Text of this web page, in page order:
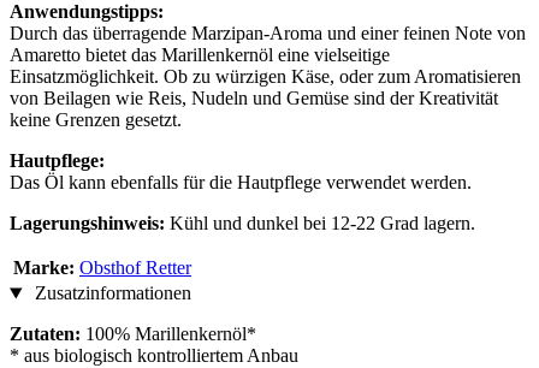
Anwendungstipps:
Durch das überragende Marzipan-Aroma und einer feinen Note von
Amaretto bietet das Marillenkernöl eine vielseitige
Einsatzmöglichkeit. Ob zu würzigen Käse, oder zum Aromatisieren
von Beilagen wie Reis, Nudeln und Gemüse sind der Kreativität
keine Grenzen gesetzt.
Hautpflege:
Das Öl kann ebenfalls für die Hautpflege verwendet werden.
Lagerungshinweis: Kühl und dunkel bei 12-22 Grad lagern.
Marke: Obsthof Retter
Zusatzinformationen
Zutaten: 100% Marillenkernöl*
* aus biologisch kontrolliertem Anbau